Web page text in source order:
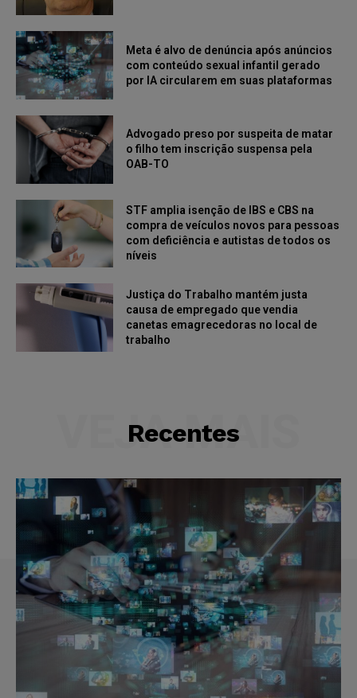
Meta é alvo de denúncia após anúncios
com conteúdo sexual infantil gerado
por IA circularem em suas plataformas
Advogado preso por suspeita de matar
o filho tem inscrição suspensa pela
OAB-TO
STF amplia isenção de IBS e CBS na
compra de veículos novos para pessoas
com deficiência e autistas de todos os
níveis
Justiça do Trabalho mantém justa
causa de empregado que vendia
canetas emagrecedoras no local de
trabalho
Recentes
VEJA MAIS